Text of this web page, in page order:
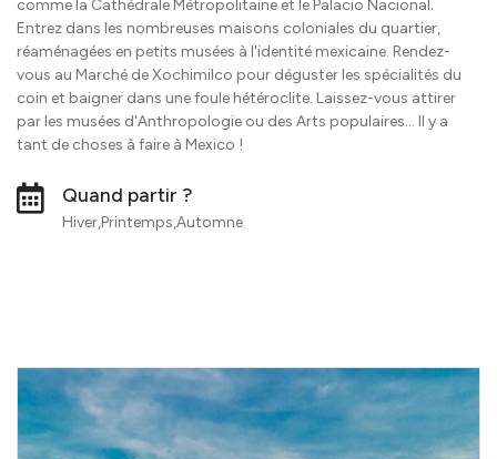
comme la Cathédrale Métropolitaine et le Palacio Nacional.
Entrez dans les nombreuses maisons coloniales du quartier,
réaménagées en petits musées à l'identité mexicaine. Rendez-
vous au Marché de Xochimilco pour déguster les spécialités du
coin et baigner dans une foule hétéroclite. Laissez-vous attirer
par les musées d'Anthropologie ou des Arts populaires... Il y a
tant de choses à faire à Mexico !
Quand partir ?
Hiver,Printemps,Automne